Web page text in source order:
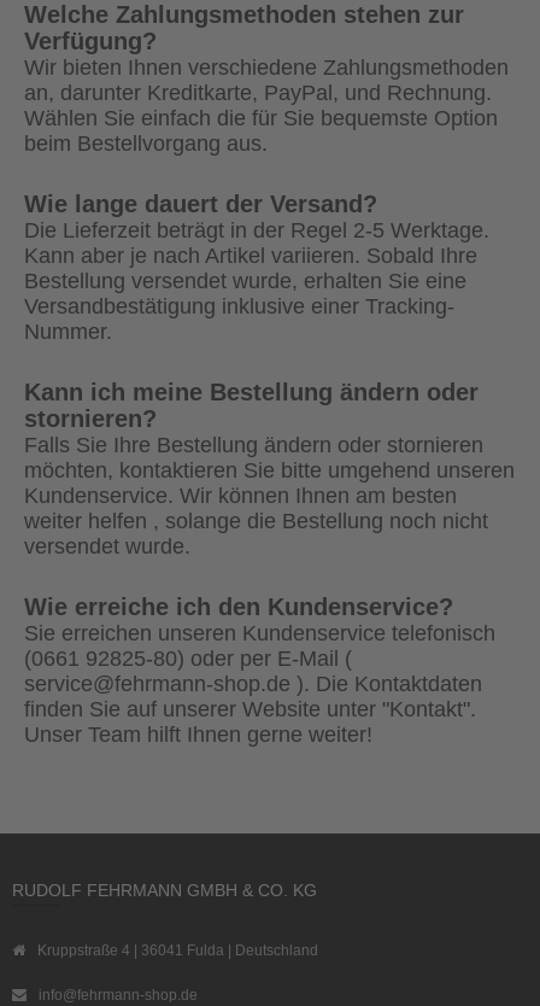
Welche Zahlungsmethoden stehen zur
Verfügung?
Wir bieten Ihnen verschiedene Zahlungsmethoden
an, darunter Kreditkarte, PayPal, und Rechnung.
Wählen Sie einfach die für Sie bequemste Option
beim Bestellvorgang aus.
Wie lange dauert der Versand?
Die Lieferzeit beträgt in der Regel 2-5 Werktage.
Kann aber je nach Artikel variieren. Sobald Ihre
Bestellung versendet wurde, erhalten Sie eine
Versandbestätigung inklusive einer Tracking-
Nummer.
Kann ich meine Bestellung ändern oder
stornieren?
Falls Sie Ihre Bestellung ändern oder stornieren
möchten, kontaktieren Sie bitte umgehend unseren
Kundenservice. Wir können Ihnen am besten
weiter helfen , solange die Bestellung noch nicht
versendet wurde.
Wie erreiche ich den Kundenservice?
Sie erreichen unseren Kundenservice telefonisch
(0661 92825-80) oder per E-Mail (
service@fehrmann-shop.de ). Die Kontaktdaten
finden Sie auf unserer Website unter "Kontakt".
Unser Team hilft Ihnen gerne weiter!
RUDOLF FEHRMANN GMBH & CO. KG
Kruppstraße 4 | 36041 Fulda | Deutschland
info@fehrmann-shop.de